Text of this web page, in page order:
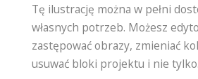
Tę ilustrację można w pełni
własnych potrzeb. Możesz
zastępować obrazy, zmieniać
usuwać bloki projektu i nie tylko.